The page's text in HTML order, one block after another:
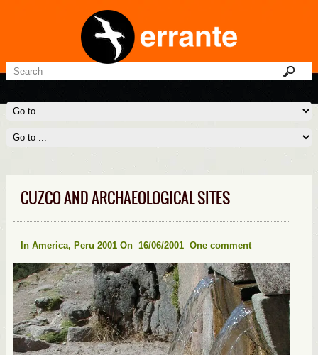
CUZCO AND ARCHAEOLOGICAL SITES
In America, Peru 2001 On 16/06/2001 One comment